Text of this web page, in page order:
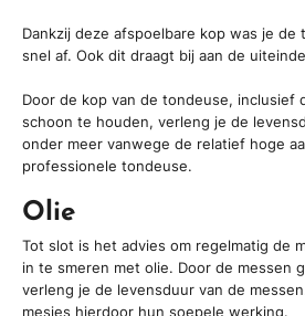
Dankzij deze afspoelbare kop was je de
snel af. Ook dit draagt bij aan de
Door de kop van de tondeuse, inclusief
schoon te houden, verleng je de
onder meer vanwege de relatief hoge
professionele tondeuse.
Olie
Tot slot is het advies om regelmatig de
in te smeren met olie. Door de messen
verleng je de levensduur van de
mesjes hierdoor hun soepele werking.